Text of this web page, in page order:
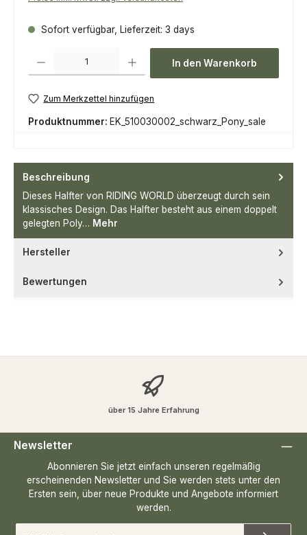
Sofort verfügbar, Lieferzeit: 3 days
In den Warenkorb
Zum Merkzettel hinzufügen
Produktnummer: EK_510030002_schwarz_Pony_sale
Beschreibung
Dieses Halfter von RIDING WORLD überzeugt durch sein
klassisches Design. Das Halfter besteht aus einem doppelt
gelegten Poly… Mehr
Hersteller
Bewertungen
über 15 Jahre Erfahrung
Newsletter
Abonnieren Sie jetzt einfach unseren regelmäßig
erscheinenden Newsletter und Sie werden stets unter den
Ersten sein, über neue Produkte und Angebote informiert
werden.